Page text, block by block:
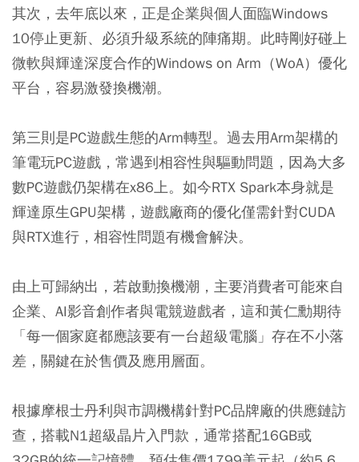
其次，去年底以來，正是企業與個人面臨Windows
10停止更新、必須升級系統的陣痛期。此時剛好碰上
微軟與輝達深度合作的Windows on Arm（WoA）優化
平台，容易激發換機潮。
第三則是PC遊戲生態的Arm轉型。過去用Arm架構的
筆電玩PC遊戲，常遇到相容性與驅動問題，因為大多
數PC遊戲仍架構在x86上。如今RTX Spark本身就是
輝達原生GPU架構，遊戲廠商的優化僅需針對CUDA
與RTX進行，相容性問題有機會解決。
由上可歸納出，若啟動換機潮，主要消費者可能來自
企業、AI影音創作者與電競遊戲者，這和黃仁勳期待
「每一個家庭都應該要有一台超級電腦」存在不小落
差，關鍵在於售價及應用層面。
根據摩根士丹利與市調機構針對PC品牌廠的供應鏈訪
查，搭載N1超級晶片入門款，通常搭配16GB或